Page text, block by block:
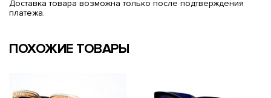
Доставка товара возможна только после подтверждения
платежа.
ПОХОЖИЕ ТОВАРЫ